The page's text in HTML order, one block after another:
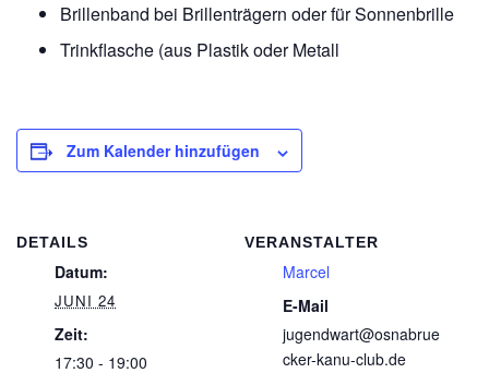
Brillenband bei Brillenträgern oder für Sonnenbrille
Trinkflasche (aus Plastik oder Metall
Zum Kalender hinzufügen
DETAILS
Datum:
JUNI 24
Zeit:
17:30 - 19:00
VERANSTALTER
Marcel
E-Mail
jugendwart@osnabrue
cker-kanu-club.de